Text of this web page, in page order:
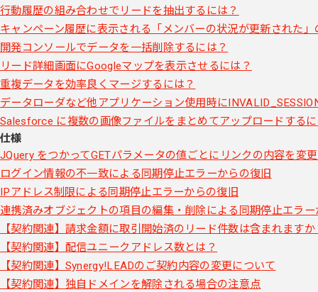
行動履歴の組み合わせでリードを抽出するには？
キャンペーン履歴に表示される「メンバーの状況が更新された
開発コンソールでデータを一括削除するには？
リード詳細画面にGoogleマップを表示させるには？
重複データを効率良くマージするには？
データローダなど他アプリケーション使用時に
Salesforce に複数の画像ファイルをまとめてアップロードする
仕様
JQuery をつかってGETパラメータの値ごとにリンクの内容を変
ログイン情報の不一致による同期停止エラーからの復旧
IPアドレス制限による同期停止エラーからの復旧
連携済みオブジェクトの項目の編集・削除による同期停止エラ
【契約関連】請求金額に取引開始済のリード件数は含まれますか
【契約関連】配信ユニークアドレス数とは？
【契約関連】Synergy!LEADのご契約内容の変更について
【契約関連】独自ドメインを解除される場合の注意点